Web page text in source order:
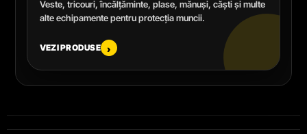
Veste, tricouri, încălțăminte, plase, mănuși, căști și multe
alte echipamente pentru protecția muncii.
VEZI PRODUSE ›